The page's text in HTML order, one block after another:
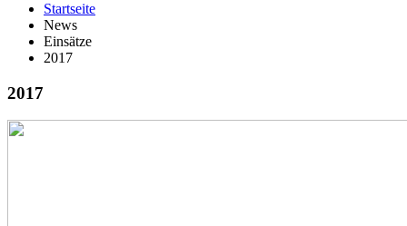
Startseite
News
Einsätze
2017
2017